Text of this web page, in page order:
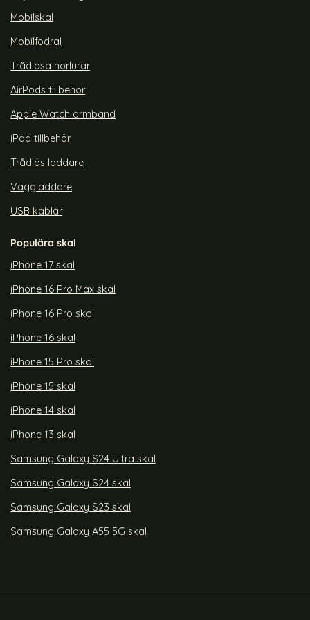
Tillgänglighet:
Lagervara
Mobilskal
Mobilfodral
Trådlösa hörlurar
AirPods tillbehör
Apple Watch armband
iPad tillbehör
Trådlös laddare
Väggladdare
USB kablar
Populära skal
iPhone 17 skal
iPhone 16 Pro Max skal
iPhone 16 Pro skal
iPhone 16 skal
iPhone 15 Pro skal
iPhone 15 skal
iPhone 14 skal
iPhone 13 skal
Samsung Galaxy S24 Ultra skal
Samsung Galaxy S24 skal
Samsung Galaxy S23 skal
Samsung Galaxy A55 5G skal